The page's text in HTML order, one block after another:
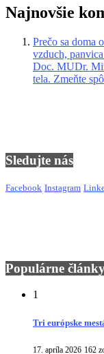
Najnovšie
Prečo sa doma
vzduch,
Doc. MUDr.
tela. Zmeňte
Sledujte nás
Facebook Instagram
Populárne
1
Tri európske
17. apríla 2026 162